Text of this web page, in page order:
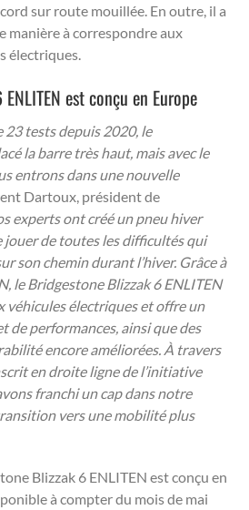
sur route mouillée. En outre, il a
manière à correspondre aux
électriques.
est conçu en Europe
tests depuis 2020, le
la barre très haut, mais avec le
entrons dans une nouvelle
Dartoux, président de
experts ont créé un pneu hiver
jouer de toutes les difficultés qui
son chemin durant l’hiver. Grâce à
le Bridgestone Blizzak 6 ENLITEN
véhicules électriques et offre un
de performances, ainsi que des
encore améliorées. À travers
en droite ligne de l’initiative
franchi un cap dans notre
vers une mobilité plus
Blizzak 6 ENLITEN est conçu en
à compter du mois de mai